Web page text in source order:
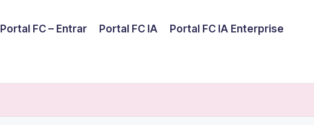
Portal FC – Entrar Portal FC IA Portal FC IA Enterprise